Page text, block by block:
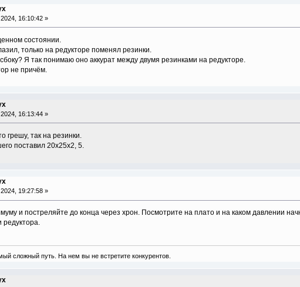
16:10:42 »
состоянии.
только на редукторе поменял резинки.
Я так понимаю оно аккурат между двумя резинками на редукторе.
не причём.
16:13:44 »
грешу, так на резинки.
поставил 20х25х2, 5.
19:27:58 »
и постреляйте до конца через хрон. Посмотрите на плато и на каком давлении
редуктора.
сложный путь. На нем вы не встретите конкурентов.